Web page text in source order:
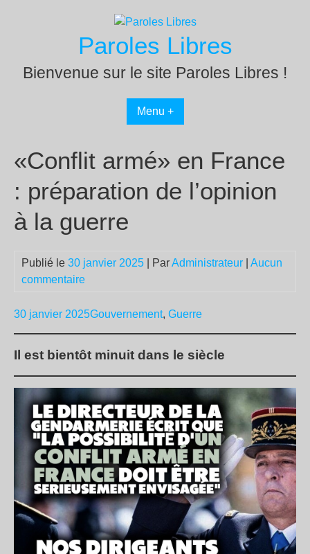
Paroles Libres
Bienvenue sur le site Paroles Libres !
Menu +
«Conflit armé» en France
: préparation de l’opinion
à la guerre
Publié le 30 janvier 2025 | ParAdministrateur
Aucun
commentaire
30 janvier 2025Gouvernement, Guerre
Il est bientôt minuit dans le siècle